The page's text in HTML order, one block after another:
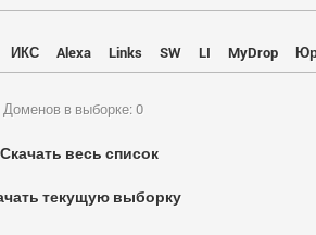
ИКС Alexa Links SW LI MyDrop
Доменов в выборке: 0
Скачать весь список
текущую выборку